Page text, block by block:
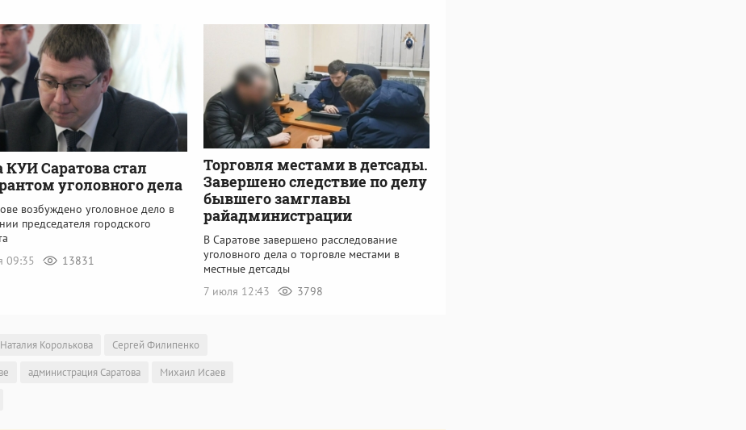
КУИ Саратова стал
уголовного дела
возбуждено уголовное дело в
председателя городского
09:35
13831
Торговля местами в детсады.
Завершено следствие по делу
бывшего замглавы
райадминистрации
В Саратове завершено расследование
уголовного дела о торговле местами в
местные детсады
7 июля 12:43
3798
Наталия Королькова
Сергей Филипенко
администрация Саратова
Михаил Исаев